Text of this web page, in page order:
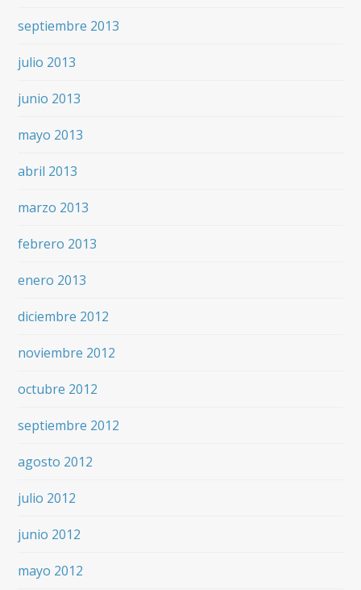
septiembre 2013
julio 2013
junio 2013
mayo 2013
abril 2013
marzo 2013
febrero 2013
enero 2013
diciembre 2012
noviembre 2012
octubre 2012
septiembre 2012
agosto 2012
julio 2012
junio 2012
mayo 2012